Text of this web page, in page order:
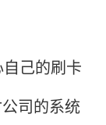
己的刷卡
司的系统